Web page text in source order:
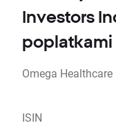
Investors
poplatkami
Omega
ISIN